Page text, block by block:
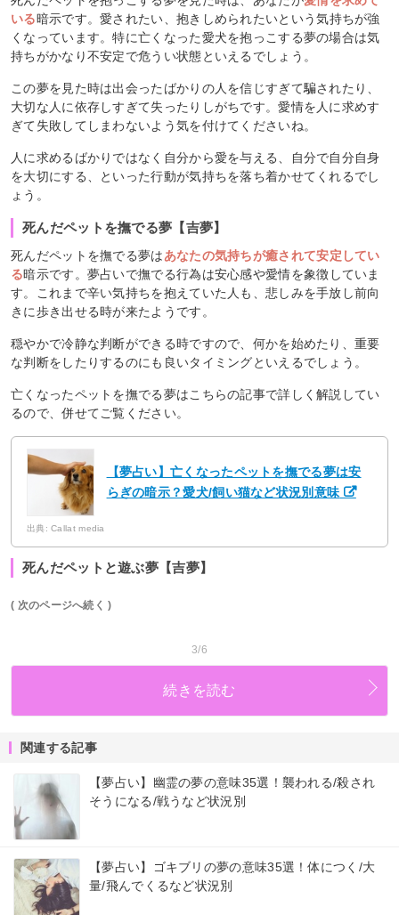
いる暗示です。愛されたい、抱きしめられたいという気持ちが強
くなっています。特に亡くなった愛犬を抱っこする夢の場合は気
持ちがかなり不安定で危うい状態といえるでしょう。
この夢を見た時は出会ったばかりの人を信じすぎて騙されたり、
大切な人に依存しすぎて失ったりしがちです。愛情を人に求めす
ぎて失敗してしまわないよう気を付けてくださいね。
人に求めるばかりではなく自分から愛を与える、自分で自分自身
を大切にする、といった行動が気持ちを落ち着かせてくれるでし
ょう。
死んだペットを撫でる夢【吉夢】
死んだペットを撫でる夢はあなたの気持ちが癒されて安定してい
る暗示です。夢占いで撫でる行為は安心感や愛情を象徴していま
す。これまで辛い気持ちを抱えていた人も、悲しみを手放し前向
きに歩き出せる時が来たようです。
穏やかで冷静な判断ができる時ですので、何かを始めたり、重要
な判断をしたりするのにも良いタイミングといえるでしょう。
亡くなったペットを撫でる夢はこちらの記事で詳しく解説してい
るので、併せてご覧ください。
【夢占い】亡くなったペットを撫でる夢は安
らぎの暗示？愛犬/飼い猫など状況別意味
出典: Callat media
死んだペットと遊ぶ夢【吉夢】
( 次のページへ続く )
3/6
続きを読む
関連する記事
【夢占い】幽霊の夢の意味35選！襲われる/殺され
そうになる/戦うなど状況別
【夢占い】ゴキブリの夢の意味35選！体につく/大
量/飛んでくるなど状況別